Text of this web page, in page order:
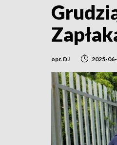
opr. DJ 2025-